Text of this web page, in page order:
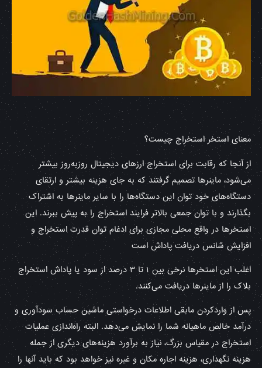
معنای استخر استخراج چیست؟
از آنجا که رقابت برای استخراج ارزهای دیجیتال روزبه‌روز بیشتر
می‌شود، ماینرها تصمیم گرفتند که به جای هزینه بیشتر و ارتقای
دستگاه‌های خود توان این دستگاه‌ها را با سایر ماینرها به اشتراک
بگذارند و با توان جمعی بالاتر فرایند استخراج را به پیش ببرند. این
استخرها در واقع محلی مجازی برای ادغام توان قدرت استخراج و
افزایش شانس دریافت پاداش است
اغلب این استخرها نرخی بین ۱ تا ۳ درصد از سود یا پاداش استخراج
بلاک را از ماینرها دریافت می‌کنند.
پس از واردکردن مابقی اطلاعات درخواستی ماشین حساب سودآوری و
درآمد خالص ماهیانه شما را نمایش می‌دهد. البته راه‌اندازی عملیات
استخراج در مقیاس بزرگ، نیاز به برآورد هزینه‌های دیگری از جمله
هزینه نگهداری، هزینه اجاره مکان و غیره نیز خواهد بود که باید آنها را